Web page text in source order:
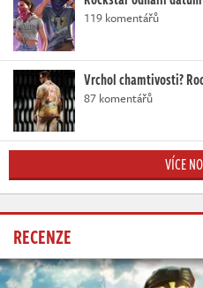
119 komentářů
Vrchol chamtivosti?
87 komentářů
VÍCE
RECENZE